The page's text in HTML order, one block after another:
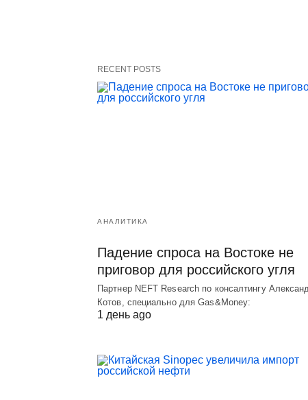
RECENT POSTS
АНАЛИТИКА
Падение спроса на Востоке не
приговор для российского угля
Партнер NEFT Research по консалтингу
Котов, специально для Gas&Money:
1 день ago